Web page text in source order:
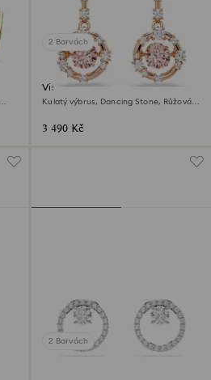
2 Barvách
Visací náušnice Constella
Kulatý výbrus, Dancing Stone, Růžová,
3 490 Kč
2 Barvách